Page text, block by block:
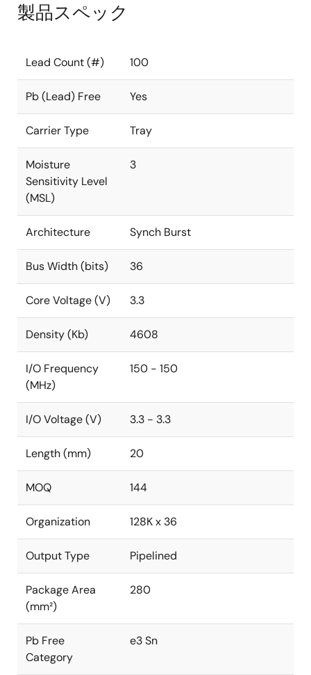
製品スペック
Lead Count (#) 100
Pb (Lead) Free Yes
Carrier Type Tray
Moisture
Sensitivity Level
(MSL)
3
Architecture Synch Burst
Bus Width (bits) 36
Core Voltage (V) 3.3
Density (Kb) 4608
I/O Frequency
(MHz)
150 - 150
I/O Voltage (V) 3.3 - 3.3
Length (mm) 20
MOQ 144
Organization 128K x 36
Output Type Pipelined
Package Area
(mm²)
280
Pb Free
Category
e3 Sn